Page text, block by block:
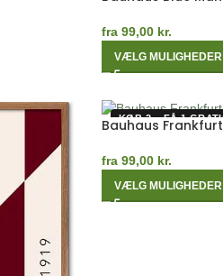
fra 99,00 kr.
VÆLG MULIGHEDER
KØB 2 – FÅ 1
Bauhaus
fra 99,00 kr.
VÆLG MULIGHEDER